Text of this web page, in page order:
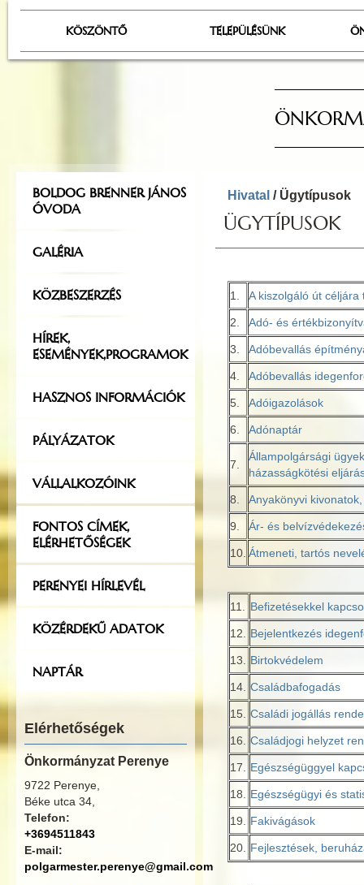
KÖSZÖNTŐ TELEPÜLÉSÜNK
BOLDOG BRENNER JÁNOS
ÓVODA
GALÉRIA
KÖZBESZERZÉS
HÍREK,
ESEMÉNYEK,PROGRAMOK
HASZNOS INFORMÁCIÓK
PÁLYÁZATOK
VÁLLALKOZÓINK
FONTOS CÍMEK,
ELÉRHETŐSÉGEK
PERENYEI HÍRLEVÉL
KÖZÉRDEKŰ ADATOK
NAPTÁR
Elérhetőségek
Önkormányzat Perenye
9722 Perenye,
Béke utca 34,
Telefon:
+3694511843
E-mail:
polgarmester.perenye@gmail.com
Hivatal / Ügytípusok
ÜGYTÍPUSOK
1. A kiszolgáló út
2. Adó- és
3. Adóbevallás
4. Adóbevallás
5. Adóigazolások
6. Adónaptár
7.
Állampolgársági
házasságkötési
8. Anyakönyvi
9. Ár- és
10. Átmeneti, tartós
11. Befizetésekkel
12. Bejelentkezés
13. Birtokvédelem
14. Családbafogadás
15. Családi jogállás
16. Családjogi helyzet
17. Egészségüggyel
18. Egészségügyi és
19. Fakivágások
20. Fejlesztések,